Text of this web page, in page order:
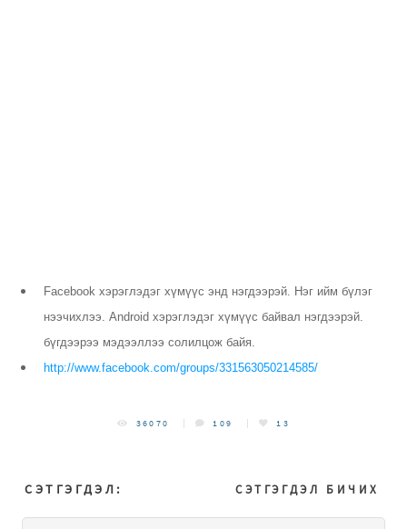
Facebook хэрэглэдэг хүмүүс энд нэгдээрэй. Нэг ийм бүлэг
нээчихлээ. Android хэрэглэдэг хүмүүс байвал нэгдээрэй.
бүгдээрээ мэдээллээ солилцож байя.
http://www.facebook.com/groups/331563050214585/
36070 109 13
СЭТГЭГДЭЛ БИЧИХ
СЭТГЭГДЭЛ: